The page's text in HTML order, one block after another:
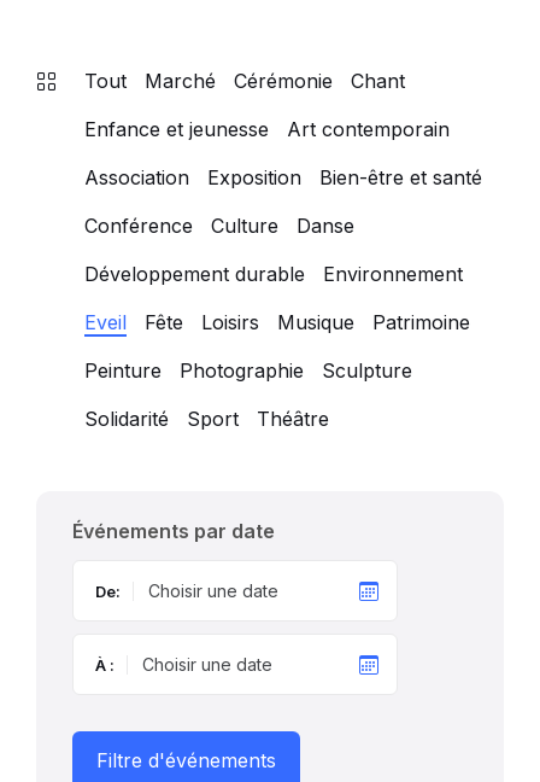
Tout Marché Cérémonie
Chant
Enfance et jeunesse
Art contemporain
Association
Exposition
Bien-être et santé
Conférence
Culture
Danse
Développement durable
Environnement
Eveil
Fête Loisirs Musique
Patrimoine
Peinture
Photographie
Sculpture
Solidarité
Sport Théâtre
Événements par date
De:
À :
Filtre d'événements